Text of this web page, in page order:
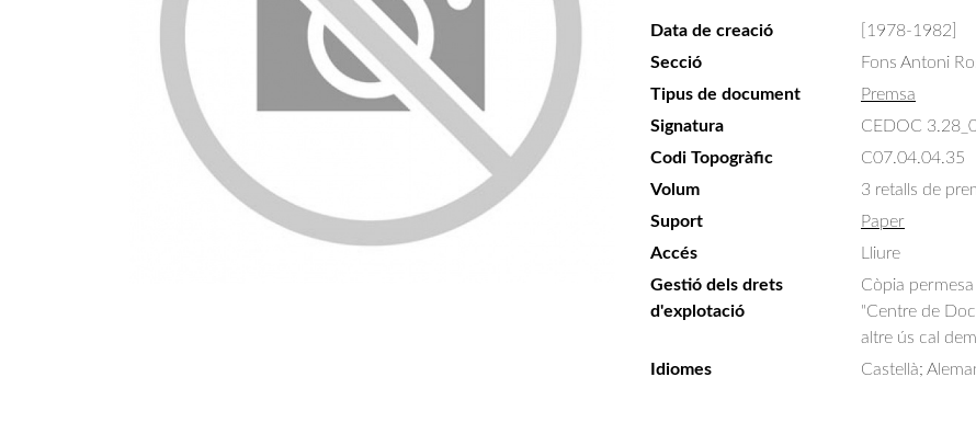
Data de creació
[1978-1982]
Secció
Fons Antoni
Tipus de document
Premsa
Signatura
CEDOC
Codi Topogràfic
C07.04.04.35
Volum
3 retalls de
Suport
Paper
Accés
Lliure
Gestió dels drets
d'explotació
Còpia
"Centre de
altre ús cal
Idiomes
Castellà;